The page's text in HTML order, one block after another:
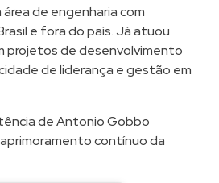
de engenharia com
e fora do país. Já atuou
projetos de desenvolvimento
de liderança e gestão em
de Antonio Gobbo
contínuo da